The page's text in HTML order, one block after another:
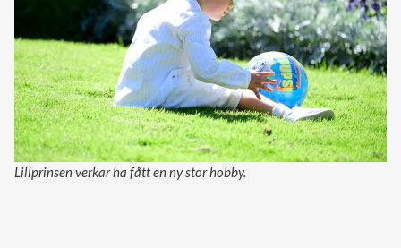
Lillprinsen verkar ha fått en ny stor hobby.